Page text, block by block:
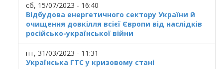
сб, 15/07/2023 - 16:40
Відбудова енергетичного сектору України й
очищення довкілля всієї Європи від наслідків
російсько-української війни
пт, 31/03/2023 - 11:31
Українська ГТС у кризовому стані